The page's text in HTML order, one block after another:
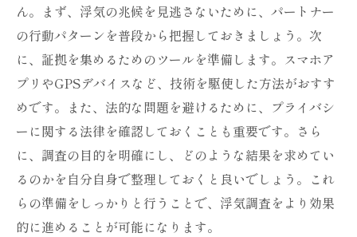
ん。まず、浮気の兆候を見逃さないために、パートナー
の行動パターンを普段から把握しておきましょう。次
に、証拠を集めるためのツールを準備します。スマホア
プリやGPSデバイスなど、技術を駆使した方法がおすす
めです。また、法的な問題を避けるために、プライバシ
ーに関する法律を確認しておくことも重要です。さら
に、調査の目的を明確にし、どのような結果を求めてい
るのかを自分自身で整理しておくと良いでしょう。これ
らの準備をしっかりと行うことで、浮気調査をより効果
的に進めることが可能になります。